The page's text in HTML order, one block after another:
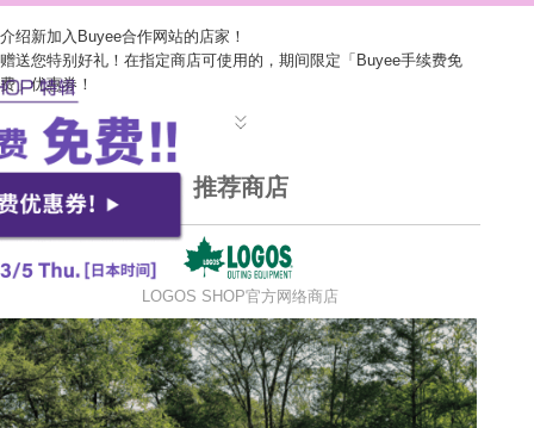
介绍新加入Buyee合作网站的店家！
赠送您特别好礼！在指定商店可使用的，期间限定「Buyee手续费免
费」优惠券！
推荐商店
LOGOS SHOP官方网络商店